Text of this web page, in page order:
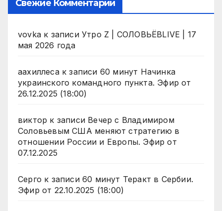
Свежие Комментарии
vovka к записи Утро Z | СОЛОВЬЁВLIVE | 17
мая 2026 года
аахиллесак записи 60 минут Начинка
украинского командного пункта. Эфир от
26.12.2025 (18:00)
виктор к записи Вечер с Владимиром
Соловьевым США меняют стратегию в
отношении России и Европы. Эфир от
07.12.2025
Серго к записи 60 минут Теракт в Сербии.
Эфир от 22.10.2025 (18:00)